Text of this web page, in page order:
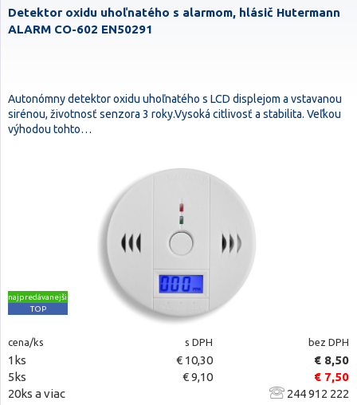
Detektor oxidu uhoľnatého s alarmom, hlásič Hutermann
ALARM CO-602 EN50291
Autonómny detektor oxidu uhoľnatého s LCD displejom a vstavanou
sirénou, životnosť senzora 3 roky.Vysoká citlivosť a stabilita. Veľkou
výhodou tohto…
TOP
najpredávanejšie
cena/ks s DPH bez DPH
1ks € 10,30
€ 8,50
5ks
€ 9,10
€ 7,50
20ks a viac
244 912 222